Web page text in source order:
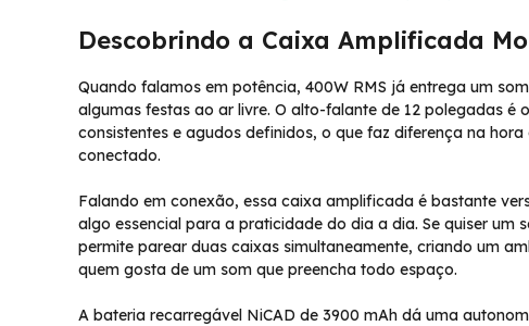
Descobrindo a Caixa Amplificada
Quando falamos em potência, 400W RMS já entrega um
algumas festas ao ar livre. O alto-falante de 12 polegadas
consistentes e agudos definidos, o que faz diferença na
conectado.
Falando em conexão, essa caixa amplificada é bastante
algo essencial para a praticidade do dia a dia. Se quiser um
permite parear duas caixas simultaneamente, criando um
quem gosta de um som que preencha todo espaço.
A bateria recarregável NiCAD de 3900 mAh dá uma